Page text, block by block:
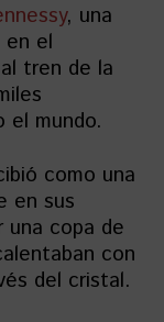
, una
en el
tren de la
el mundo.
como una
en sus
una copa de
con
del cristal.